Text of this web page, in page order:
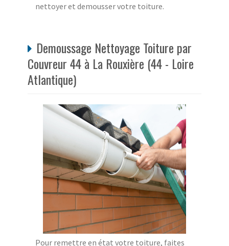
nettoyer et demousser votre toiture.
Demoussage Nettoyage Toiture par
Couvreur 44 à La Rouxière (44 - Loire
Atlantique)
Pour remettre en état votre toiture, faites